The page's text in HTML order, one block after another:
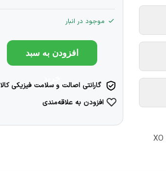
XO
موجود در انبار
افزودن به سبد
گارانتی اصالت و سلامت فیزیکی کالا
افزودن به علاقه‌مندی